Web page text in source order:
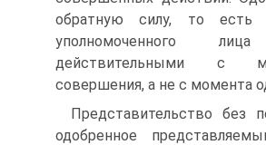
обратную силу, то есть
уполномоченного
действительными с
совершения, а не с момента
Представительство без
одобренное